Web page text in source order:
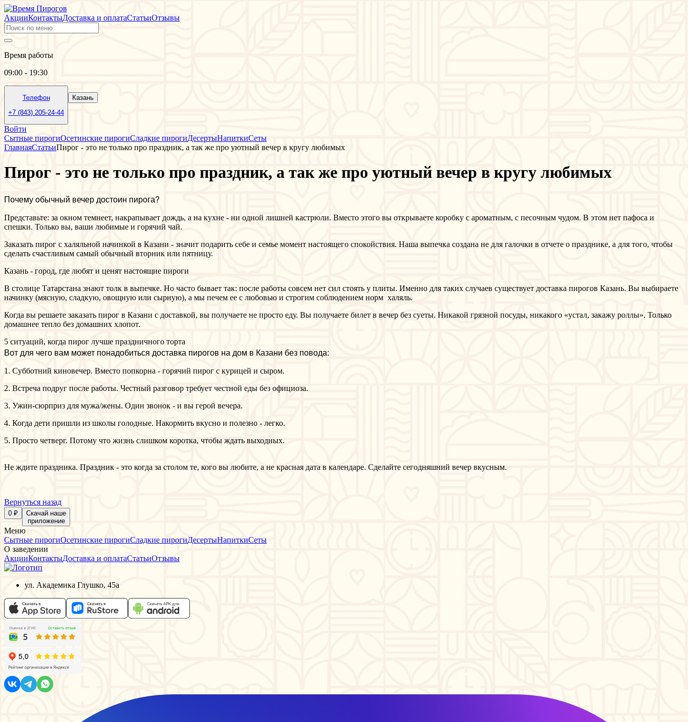
АкцииКонтактыДоставка и оплатаСтатьиОтзывы
Время работы
09:00 - 19:30
Телефон
+7 (843) 205-24-44
Казань
Войти
Сытные пирогиОсетинские пирогиСладкие пирогиДесертыНапиткиСеты
ГлавнаяСтатьиПирог - это не только про праздник, а так же про уютный вечер в кругу любимых
Пирог - это не только про праздник, а так же про уютный вечер в кругу любимых
Почему обычный вечер достоин пирога?
Представьте: за окном темнеет, накрапывает дождь, а на кухне - ни одной лишней кастрюли. Вместо этого вы открываете коробку с ароматным, с песочным чудом. В этом нет пафоса и
спешки. Только вы, ваши любимые и горячий чай.
Заказать пирог с халяльной начинкой в Казани - значит подарить себе и семье момент настоящего спокойствия. Наша выпечка создана не для галочки в отчете о празднике, а для того, чтобы
сделать счастливым самый обычный вторник или пятницу.
Казань - город, где любят и ценят настоящие пироги
В столице Татарстана знают толк в выпечке. Но часто бывает так: после работы совсем нет сил стоять у плиты. Именно для таких случаев существует доставка пирогов Казань. Вы выбираете
начинку (мясную, сладкую, овощную или сырную), а мы печем ее с любовью и строгим соблюдением норм халяль.
Когда вы решаете заказать пирог в Казани с доставкой, вы получаете не просто еду. Вы получаете билет в вечер без суеты. Никакой грязной посуды, никакого «устал, закажу роллы». Только
домашнее тепло без домашних хлопот.
5 ситуаций, когда пирог лучше праздничного торта
Вот для чего вам может понадобиться доставка пирогов на дом в Казани без повода:
1. Субботний киновечер. Вместо попкорна - горячий пирог с курицей и сыром.
2. Встреча подруг после работы. Честный разговор требует честной еды без официоза.
3. Ужин-сюрприз для мужа/жены. Один звонок - и вы герой вечера.
4. Когда дети пришли из школы голодные. Накормить вкусно и полезно - легко.
5. Просто четверг. Потому что жизнь слишком коротка, чтобы ждать выходных.
Не ждите праздника. Праздник - это когда за столом те, кого вы любите, а не красная дата в календаре. Сделайте сегодняшний вечер вкусным.
Вернуться назад
0 ₽
Скачай наше
приложение
Меню
Сытные пирогиОсетинские пирогиСладкие пирогиДесертыНапиткиСеты
О заведении
АкцииКонтактыДоставка и оплатаСтатьиОтзывы
ул. Академика Глушко, 45а